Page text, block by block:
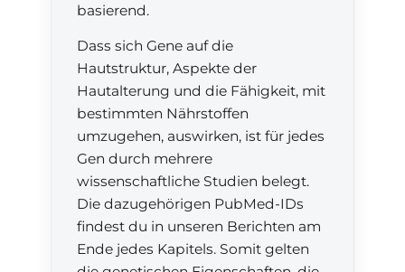
basierend.
Dass sich Gene auf die
Hautstruktur, Aspekte der
Hautalterung und die Fähigkeit, mit
bestimmten Nährstoffen
umzugehen, auswirken, ist für jedes
Gen durch mehrere
wissenschaftliche Studien belegt.
Die dazugehörigen PubMed-IDs
findest du in unseren Berichten am
Ende jedes Kapitels. Somit gelten